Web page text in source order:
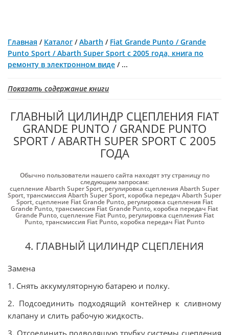
Главная / Каталог /Abarth / Fiat Grande Punto / Grande
Punto Sport / Abarth Super Sport с 2005 года, книга по
ремонту в электронном виде / ...
Показать содержание книги
ГЛАВНЫЙ ЦИЛИНДР СЦЕПЛЕНИЯ FIAT
GRANDE PUNTO / GRANDE PUNTO
SPORT / ABARTH SUPER SPORT С 2005
ГОДА
Обычно пользователи нашего сайта находят эту страницу по
следующим запросам:
сцепление Abarth Super Sport, регулировка сцепления Abarth Super
Sport,трансмиссия Abarth Super Sport,коробка передач Abarth Super
Sport,сцепление Fiat Grande Punto, регулировка сцепления Fiat
Grande Punto,трансмиссия Fiat Grande Punto, коробка передач Fiat
Grande Punto,сцепление Fiat Punto, регулировка сцепления Fiat
Punto,трансмиссия Fiat Punto, коробка передач Fiat Punto
4. ГЛАВНЫЙ ЦИЛИНДР СЦЕПЛЕНИЯ
Замена
1. Снять аккумуляторную батарею и полку.
2. Подсоединить подходящий контейнер к сливному
клапану и слить рабочую жидкость.
3. Отсоединить подводящую трубку системы сцепления